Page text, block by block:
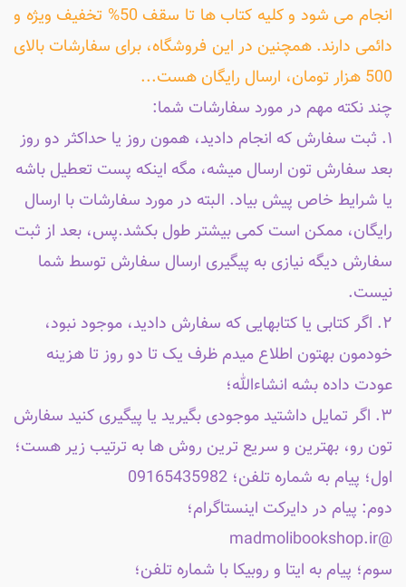
انجام می شود و کلیه کتاب ها تا سقف 50% تخفیف ویژه و
دائمی دارند. همچنین در این فروشگاه، برای سفارشات بالای
500 هزار تومان، ارسال رایگان هست...
چند نکته مهم در مورد سفارشات شما:
۱. ثبت سفارش که انجام دادید، همون روز یا حداکثر دو روز
بعد سفارش تون ارسال میشه، مگه اینکه پست تعطیل باشه
یا شرایط خاص پیش بیاد. البته در مورد سفارشات با ارسال
رایگان، ممکن است کمی بیشتر طول بکشد.پس، بعد از ثبت
سفارش دیگه نیازی به پیگیری ارسال سفارش توسط شما
نیست.
۲. اگر کتابی یا کتابهایی که سفارش دادید، موجود نبود،
خودمون بهتون اطلاع میدم ظرف یک تا دو روز تا هزینه
عودت داده بشه انشاءالله؛
۳. اگر تمایل داشتید موجودی بگیرید یا پیگیری کنید سفارش
تون رو، بهترین و سریع ترین روش ها به ترتیب زیر هست؛
اول؛ پیام به شماره تلفن؛ 09165435982
دوم: پیام در دایرکت اینستاگرام؛
@madmolibookshop.ir
سوم؛ پیام به ایتا و روبیکا با شماره تلفن؛